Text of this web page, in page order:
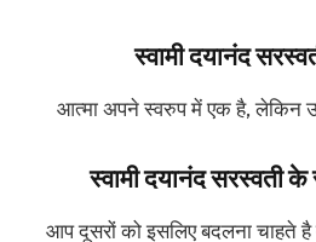
स्वामी दयानंद
आत्मा अपने स्वरुप में एक है, लेकिन
स्वामी दयानंद सरस्वती के
आप दूसरों को इसलिए बदलना चाहते